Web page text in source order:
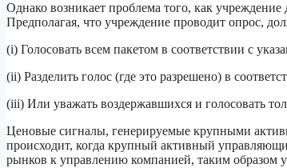
Однако возникает проблема того, как
Предполагая, что учреждение проводит опрос,
(i) Голосовать всем пакетом в соответствии с
(ii) Разделить голос (где это разрешено) в
(iii) Или уважать воздержавшихся и голосовать
Ценовые сигналы, генерируемые крупными
происходит, когда крупный активный
рынков к управлению компанией, таким образом